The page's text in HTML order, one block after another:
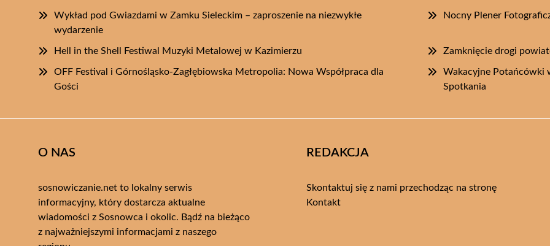
Wykład pod Gwiazdami w Zamku Sieleckim – zaproszenie na niezwykłe
wydarzenie
Nocny Plener
Hell in the Shell Festiwal Muzyki Metalowej w Kazimierzu Zamknięcie drogi
OFF Festival i Górnośląsko-Zagłębiowska Metropolia: Nowa Współpraca dla
Gości
Wakacyjne Potańcówki
Spotkania
O NAS
sosnowiczanie.net to lokalny serwis
informacyjny, który dostarcza aktualne
wiadomości z Sosnowca i okolic. Bądź na bieżąco
z najważniejszymi informacjami z naszego
REDAKCJA
Skontaktuj się z nami przechodząc na stronę
Kontakt